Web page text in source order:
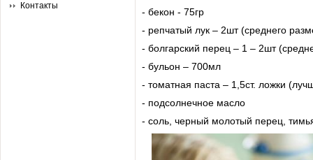
Контакты
- бекон - 75гр
- репчатый лук – 2шт (среднего
- болгарский перец – 1 – 2шт
- бульон – 700мл
- томатная паста – 1,5ст. ложки
- подсолнечное масло
- соль, черный молотый перец,